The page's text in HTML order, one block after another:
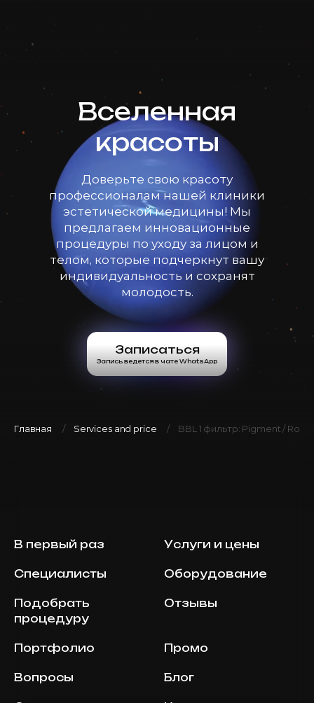
Вселенная
красоты
Доверьте свою красоту
профессионалам нашей клиники
эстетической медицины! Мы
предлагаем инновационные
процедуры по уходу за лицом и
телом, которые подчеркнут вашу
индивидуальность и сохранят
молодость.
Записаться
Запись ведется в чате WhatsApp
Главная Services and price BBL 1 фильтр: Pigment /
В первый раз Услуги и цены
Специалисты Оборудование
Подобрать
процедуру
Отзывы
Портфолио Промо
Вопросы Блог